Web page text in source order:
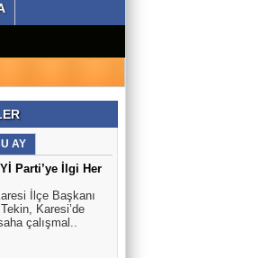
AY
Parti’ye İlgi Her
İlçe Başkanı
Karesi’de
çalışmal..